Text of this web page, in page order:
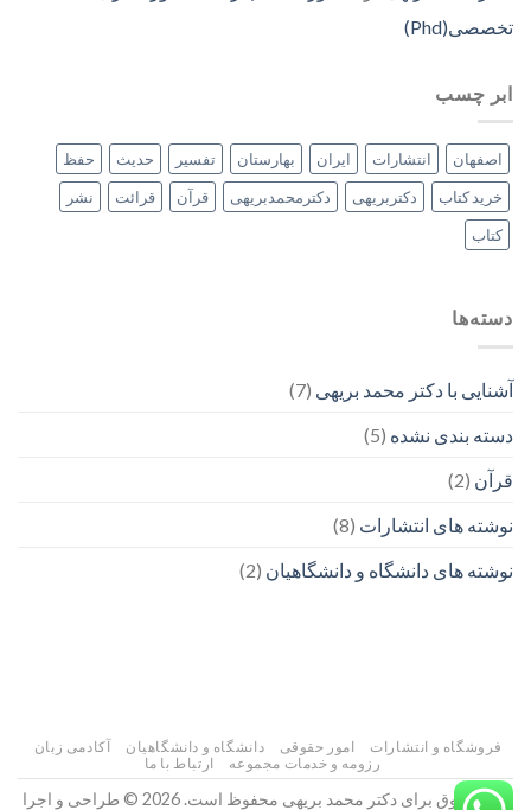
تخصصی(Phd)
ابر چسب
اصفهان انتشارات ایران بهارستان تفسیر حدیث
حفظ
خرید کتاب
دکتربریهی دکترمحمدبریهی قرآن قرائت
نشر
کتاب
دسته‌ها
آشنایی با دکتر محمد بریهی (7)
دسته بندی نشده (5)
قرآن (2)
نوشته های انتشارات (8)
نوشته های دانشگاه و دانشگاهیان (2)
فروشگاه و انتشارات امور حقوقی دانشگاه و دانشگاهیان
آکادمی زبان
رزومه و خدمات مجموعه
ارتباط با ما
کلیه حقوق برای دکتر محمد بریهی محفوظ است. 2026 © طراحی و اجرا